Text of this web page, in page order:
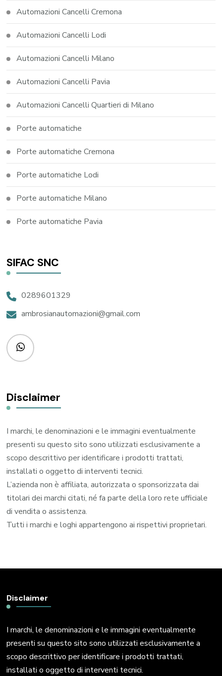
Automazioni Cancelli Cremona
Automazioni Cancelli Lodi
Automazioni Cancelli Milano
Automazioni Cancelli Pavia
Automazioni Cancelli Quartieri di Milano
Porte automatiche
Porte automatiche Cremona
Porte automatiche Lodi
Porte automatiche Milano
Porte automatiche Pavia
SIFAC SNC
0289601329
ambrosianautomazioni@gmail.com
Disclaimer
I marchi, le denominazioni e le immagini eventualmente
presenti su questo sito sono utilizzati esclusivamente a
scopo descrittivo per identificare i prodotti trattati,
installati o oggetto di interventi tecnici.
L’azienda non è affiliata, autorizzata o sponsorizzata dai
titolari dei marchi citati, né fa parte della loro rete ufficiale
di vendita o assistenza.
Tutti i marchi e loghi appartengono ai rispettivi proprietari.
Disclaimer
I marchi, le denominazioni e le immagini eventualmente
presenti su questo sito sono utilizzati esclusivamente a
scopo descrittivo per identificare i prodotti trattati,
installati o oggetto di interventi tecnici.